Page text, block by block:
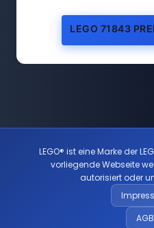
LEGO 71843
LEGO® ist eine Marke der
vorliegende Webseite
autorisiert oder
AGB